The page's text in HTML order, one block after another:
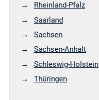
Rheinland-Pfalz
Saarland
Sachsen
Sachsen-Anhalt
Schleswig-Holstein
Thüringen